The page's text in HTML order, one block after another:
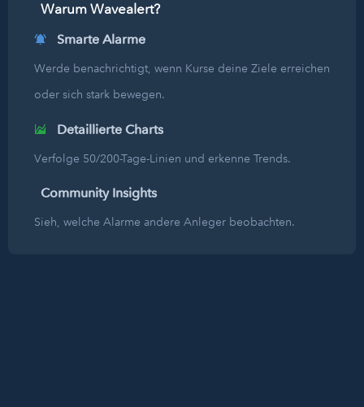
Warum Wavealert?
Smarte Alarme
Werde benachrichtigt, wenn Kurse deine Ziele erreichen
oder sich stark bewegen.
Detaillierte Charts
Verfolge 50/200-Tage-Linien und erkenne Trends.
Community Insights
Sieh, welche Alarme andere Anleger beobachten.